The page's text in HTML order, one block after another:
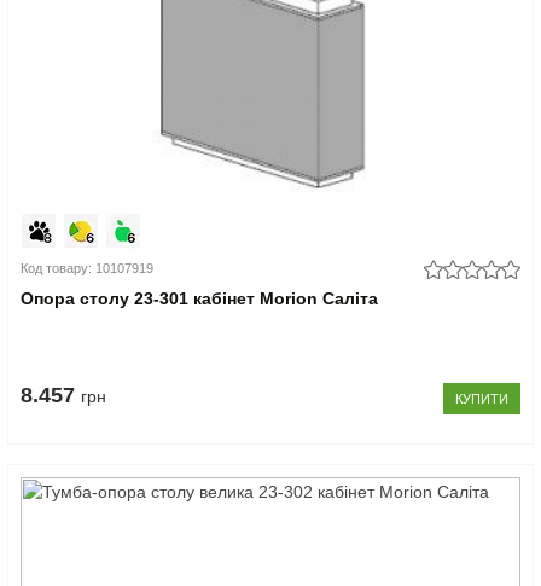
Код товару: 10107919
Опора столу 23-301 кабінет Morion Саліта
8.457 грн КУПИТИ